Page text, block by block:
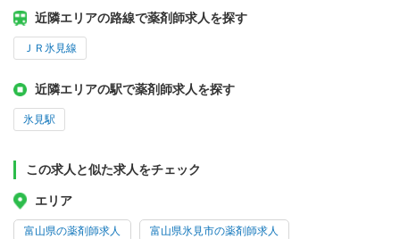
近隣エリアの路線で薬剤師求人を探す
ＪＲ氷見線
近隣エリアの駅で薬剤師求人を探す
氷見駅
この求人と似た求人をチェック
エリア
富山県の薬剤師求人 富山県氷見市の薬剤師求人